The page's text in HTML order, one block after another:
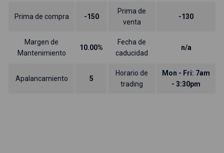
Prima de compra -150
Prima de
venta
-130
Margen de
Mantenimiento
10.00%
Fecha de
caducidad
n/a
Apalancamiento 5
Horario de
trading
Mon - Fri: 7am
- 3:30pm